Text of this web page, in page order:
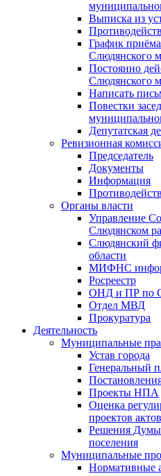
Выписка из
График
Слюдянского
Постоянно
Слюдянского
Написать
Повестки
Депутатская
Ревизионная
Председатель
Документы
Информация
Органы власти
Управление
Слюдянском
Слюдянский
области
МИФНС
Росреестр
ОНД и ПР по
Отдел МВД
Прокуратура
Деятельность
Муниципальные
Устав города
Генеральный
Проекты НПА
Оценка
проектов актов
Решения Думы
поселения
Муниципальные
Нормативные